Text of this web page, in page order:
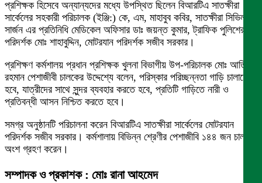
প্রশিক্ষক হিসেবে অন্যান্যদের মধ্যে উপস্থিত ছিলেন বিআরটিএ সাতক্ষীরা
সার্কেলের সহকারী পরিচালক (ইঞ্জি:) কে, এম, মাহাবুব কবির, সাতক্ষীরা সিভিল
সার্জন এর প্রতিনিধি মেডিকেল অফিসার ডাঃ জয়ন্ত কুমার, ট্রাফিক পুলিশের
পরিদর্শক মোঃ শাহাবুদ্দিন, মোটরযান পরিদর্শক সজীব সরকার।
প্রশিক্ষণ কর্মশালয় প্রধান প্রশিক্ষক খুলনা বিভাগীয় উপ-পরিচালক মোঃ আতিকুর
রহমান পেশাজীবী চালকের উদ্দেশ্যে বলেন, পরিস্কার পরিচ্ছন্নতা গাড়ি চালাতে
হবে, যাত্রীদের সাথে সুন্দর ব্যবহার করতে হবে, প্রতিটি গাড়িতে নারী ও
প্রতিবন্ধী আসন নিশ্চিত করতে হবে।
সমগ্র অনুষ্ঠানটি পরিচালনা করেন বিআরটিএ সাতক্ষীরা সার্কেলের মোটরযান
পরিদর্শক সজীব সরকার। কর্মশালায় বিভিন্ন শ্রেণীর পেশাজীবি ১৪৪ জন চালক
অংশ গ্রহণ করেন।
সম্পাদক ও প্রকাশক : মোঃ রানা আহমেদ